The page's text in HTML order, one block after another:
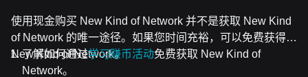
使用现金购买 New Kind of Network 并不是获取 New Kind
of Network 的唯一途径。如果您时间充裕，可以免费获得
New Kind of Network。
了解如何通过学习赚币活动免费获取 New Kind of
Network。